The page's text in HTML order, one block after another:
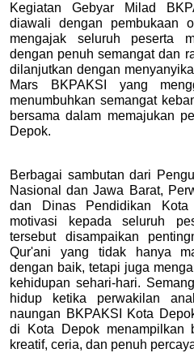
Kegiatan Gebyar Milad
diawali dengan pembukaan
mengajak seluruh peserta
dengan penuh semangat dan
dilanjutkan dengan
Mars BKPAKSI yang
menumbuhkan semangat
bersama dalam memajukan
Depok.
Berbagai sambutan dari
Nasional dan Jawa Barat,
dan Dinas Pendidikan Kota
motivasi kepada seluruh
tersebut disampaikan
Qur'ani yang tidak hanya
dengan baik, tetapi juga
kehidupan sehari-hari.
hidup ketika perwakilan
naungan BKPAKSI Kota
di Kota Depok menampilkan
kreatif, ceria, dan penuh